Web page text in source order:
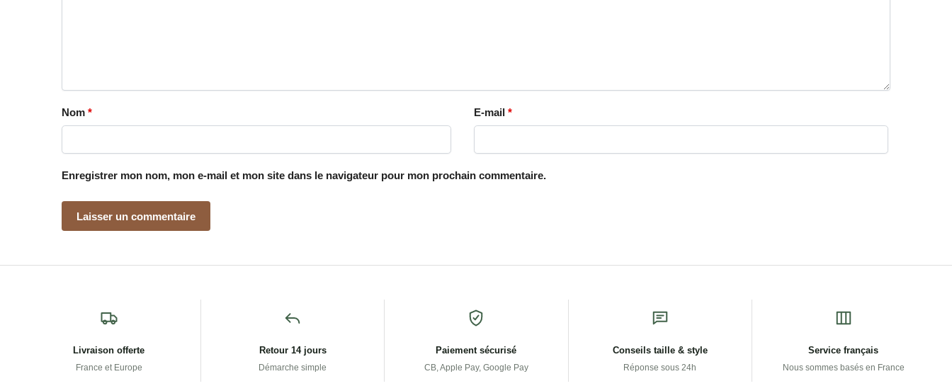
Nom * E-mail *
Enregistrer mon nom, mon e-mail et mon site dans le navigateur pour mon prochain commentaire.
Livraison offerte
France et Europe
Retour 14 jours
Démarche simple
Paiement sécurisé
CB, Apple Pay, Google Pay
Conseils taille & style
Réponse sous 24h
Service français
Nous sommes basés en France